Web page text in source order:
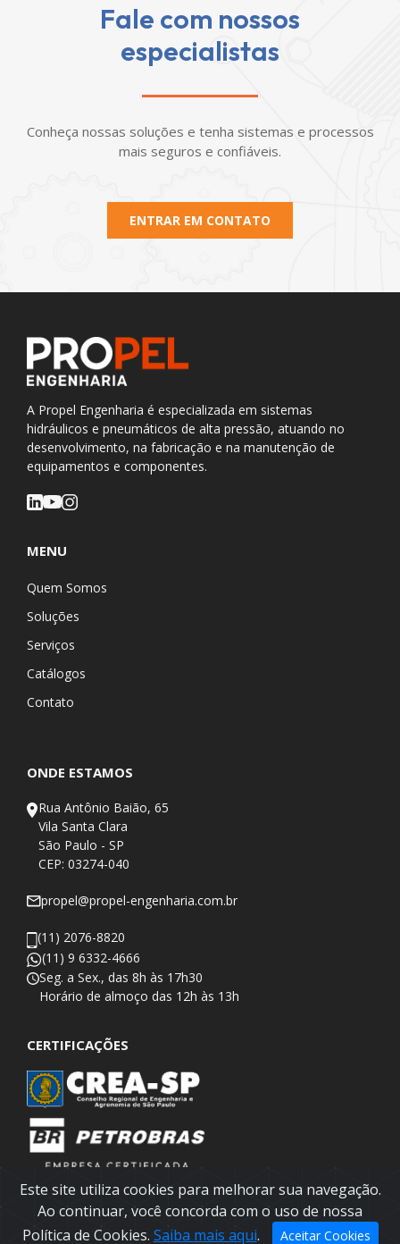
Fale com nossos
especialistas
Conheça nossas soluções e tenha sistemas e processos
mais seguros e confiáveis.
ENTRAR EM CONTATO
A Propel Engenharia é especializada em sistemas
hidráulicos e pneumáticos de alta pressão, atuando no
desenvolvimento, na fabricação e na manutenção de
equipamentos e componentes.
MENU
Quem Somos
Soluções
Serviços
Catálogos
Contato
ONDE ESTAMOS
Rua Antônio Baião, 65
Vila Santa Clara
São Paulo - SP
CEP: 03274-040
propel@propel-engenharia.com.br
(11) 2076-8820
(11) 9 6332-4666
Seg. a Sex., das 8h às 17h30
​Horário de almoço das 12h às 13h
CERTIFICAÇÕES
Este site utiliza cookies para melhorar sua navegação.
Ao continuar, você concorda com o uso de nossa
Política de Cookies. Saiba mais aqui. Aceitar Cookies